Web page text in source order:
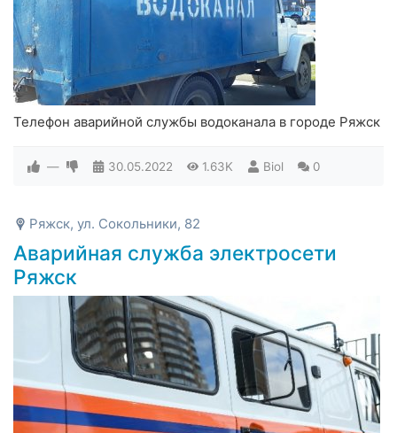
Телефон аварийной службы водоканала в городе Ряжск
— 30.05.2022 1.63K Biol 0
Ряжск, ул. Сокольники, 82
Аварийная служба электросети
Ряжск